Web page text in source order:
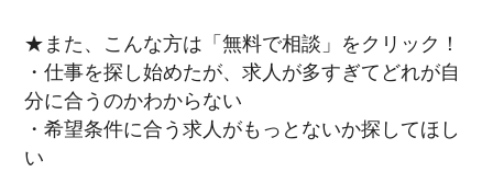
★また、こんな方は「無料で相談」をクリック！
・仕事を探し始めたが、求人が多すぎてどれが自
分に合うのかわからない
・希望条件に合う求人がもっとないか探してほし
い